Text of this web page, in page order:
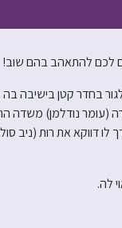
לכם להתאהב בהם שוב!
בחדר קטן בישיבה
(עומר נודלמן) משדה
דווקא את רות (ניב
לה.